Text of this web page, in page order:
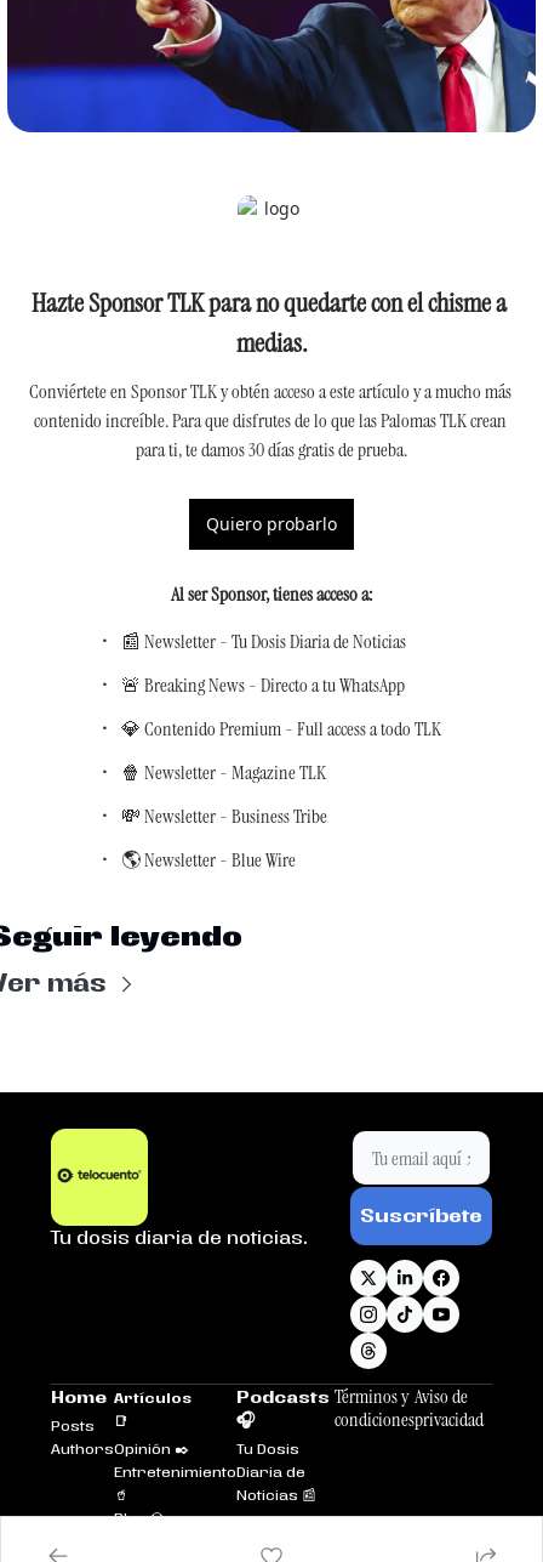
Hazte Sponsor TLK para no quedarte con el chisme a
medias.
Conviértete en Sponsor TLK y obtén acceso a este artículo y a mucho más
contenido increíble. Para que disfrutes de lo que las Palomas TLK crean
para ti, te damos 30 días gratis de prueba.
Quiero probarlo
Al ser Sponsor, tienes acceso a:
📰 Newsletter - Tu Dosis Diaria de Noticias
🚨 Breaking News - Directo a tu WhatsApp
💎 Contenido Premium - Full access a todo TLK
🍿 Newsletter - Magazine TLK
💸 Newsletter - Business Tribe
🌎 Newsletter - Blue Wire
leyendo
más
Tu dosis diaria de noticias.
Suscríbete
Home
Posts
Authors
Artículos
📑
Opinión ✒️
Entretenimiento
🥤
Plus 💎
Podcasts
🎧
Tu Dosis
Diaria de
Noticias 📰
Términos y
condiciones
Aviso de
privacidad